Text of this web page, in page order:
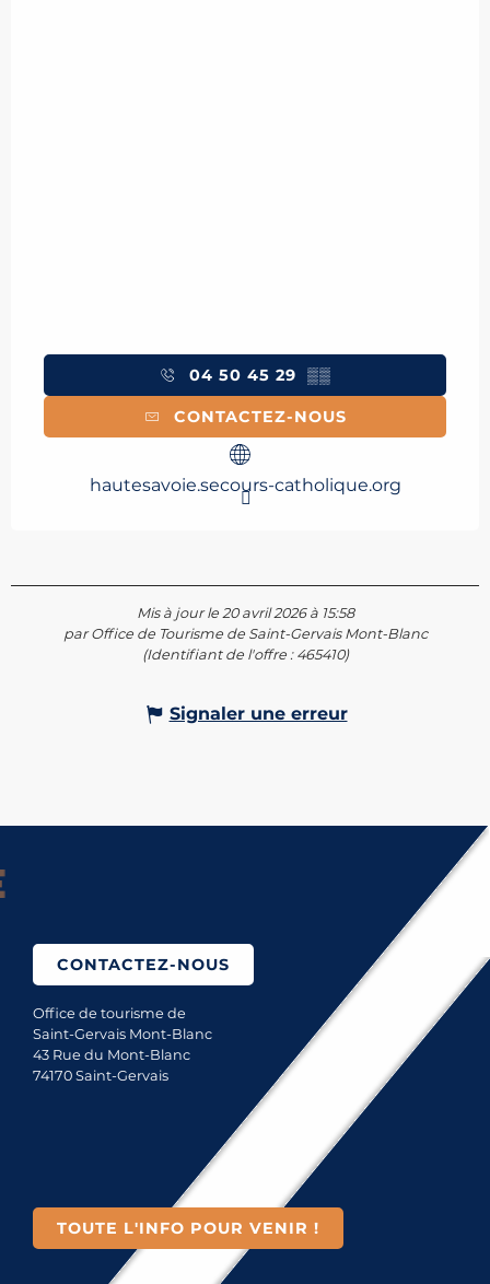
04 50 45 29 ▒▒
CONTACTEZ-NOUS
hautesavoie.secours-catholique.org
Mis à jour le 20 avril 2026 à 15:58
par Office de Tourisme de Saint-Gervais Mont-Blanc
(Identifiant de l'offre : 465410)
Signaler une erreur
Gervais Mont-
CONTACTEZ-NOUS
Office de tourisme de
Saint-Gervais Mont-Blanc
43 Rue du Mont-Blanc
74170 Saint-Gervais
TOUTE L'INFO POUR VENIR !